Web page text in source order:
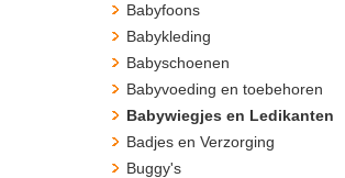
Babyfoons
Babykleding
Babyschoenen
Babyvoeding en toebehoren
Babywiegjes en Ledikanten
Badjes en Verzorging
Buggy's